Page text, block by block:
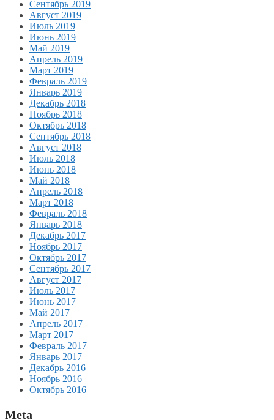
Сентябрь 2019
Август 2019
Июль 2019
Июнь 2019
Май 2019
Апрель 2019
Март 2019
Февраль 2019
Январь 2019
Декабрь 2018
Ноябрь 2018
Октябрь 2018
Сентябрь 2018
Август 2018
Июль 2018
Июнь 2018
Май 2018
Апрель 2018
Март 2018
Февраль 2018
Январь 2018
Декабрь 2017
Ноябрь 2017
Октябрь 2017
Сентябрь 2017
Август 2017
Июль 2017
Июнь 2017
Май 2017
Апрель 2017
Март 2017
Февраль 2017
Январь 2017
Декабрь 2016
Ноябрь 2016
Октябрь 2016
Meta